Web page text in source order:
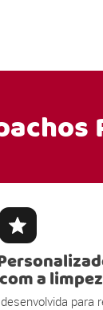
a
para